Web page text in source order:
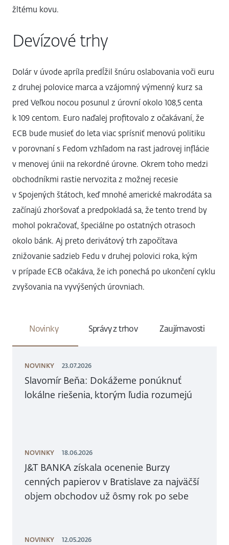
žltému kovu.
Devízové trhy
Dolár v úvode apríla predĺžil šnúru oslabovania voči euru
z druhej polovice marca a vzájomný výmenný kurz sa
pred Veľkou nocou posunul z úrovní okolo 108,5 centa
k 109 centom. Euro naďalej profitovalo z očakávaní, že
ECB bude musieť do leta viac sprísniť menovú politiku
v porovnaní s Fedom vzhľadom na rast jadrovej inflácie
v menovej únii na rekordné úrovne. Okrem toho medzi
obchodníkmi rastie nervozita z možnej recesie
v Spojených štátoch, keď mnohé americké makrodáta sa
začínajú zhoršovať a predpokladá sa, že tento trend by
mohol pokračovať, špeciálne po ostatných otrasoch
okolo bánk. Aj preto derivátový trh započítava
znižovanie sadzieb Fedu v druhej polovici roka, kým
v prípade ECB očakáva, že ich ponechá po ukončení cyklu
zvyšovania na vyvýšených úrovniach.
Novinky Správy z trhov Zaujímavosti
NOVINKY 23.07.2026
Slavomír Beňa: Dokážeme ponúknuť
lokálne riešenia, ktorým ľudia rozumejú
NOVINKY 18.06.2026
J&T BANKA získala ocenenie Burzy
cenných papierov v Bratislave za najväčší
objem obchodov už ôsmy rok po sebe
NOVINKY 12.05.2026